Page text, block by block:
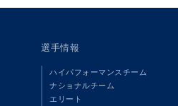
選手情報
ハイパフォーマンスチーム
ナショナルチーム
エリート